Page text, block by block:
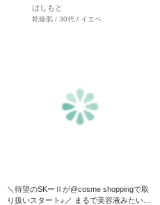
はしもと
乾燥肌 / 30代 / イエベ
＼待望のSKーⅡが@cosme shoppingで取
り扱いスタート♪／ まるで美容液みたいな